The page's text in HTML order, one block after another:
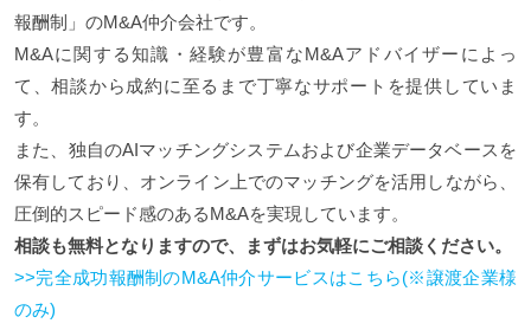
報酬制」のM&A仲介会社です。
M&Aに関する知識・経験が豊富なM&Aアドバイザーによっ
て、相談から成約に至るまで丁寧なサポートを提供していま
す。
また、独自のAIマッチングシステムおよび企業データベースを
保有しており、オンライン上でのマッチングを活用しながら、
圧倒的スピード感のあるM&Aを実現しています。
相談も無料となりますので、まずはお気軽にご相談ください。
>>完全成功報酬制のM&A仲介サービスはこちら(※譲渡企業様
のみ)